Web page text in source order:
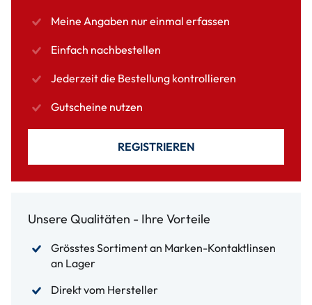
Meine Angaben nur einmal erfassen
Einfach nachbestellen
Jederzeit die Bestellung kontrollieren
Gutscheine nutzen
REGISTRIEREN
Unsere Qualitäten - Ihre Vorteile
Grösstes Sortiment an Marken-Kontaktlinsen
an Lager
Direkt vom Hersteller